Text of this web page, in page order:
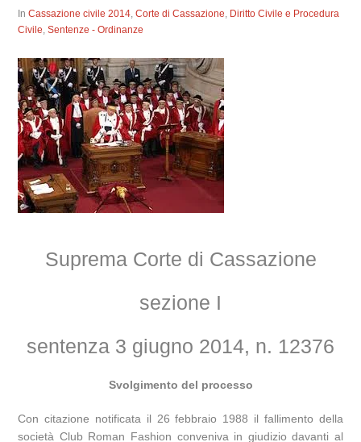
InCassazione civile 2014,Corte di Cassazione, Diritto Civile e Procedura
Civile,Sentenze - Ordinanze
Suprema Corte di Cassazione
sezione I
sentenza 3 giugno 2014, n. 12376
Svolgimento del processo
Con citazione notificata il 26 febbraio 1988 il fallimento della
società Club Roman Fashion conveniva in giudizio davanti al